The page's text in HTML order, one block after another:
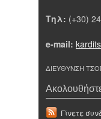
Τηλ: (+30)
e-mail:
ΔΙΕΥΘΥΝΣΗ
Γίνετε